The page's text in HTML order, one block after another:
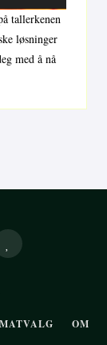
tallerkenen
løsninger
med å nå
OM